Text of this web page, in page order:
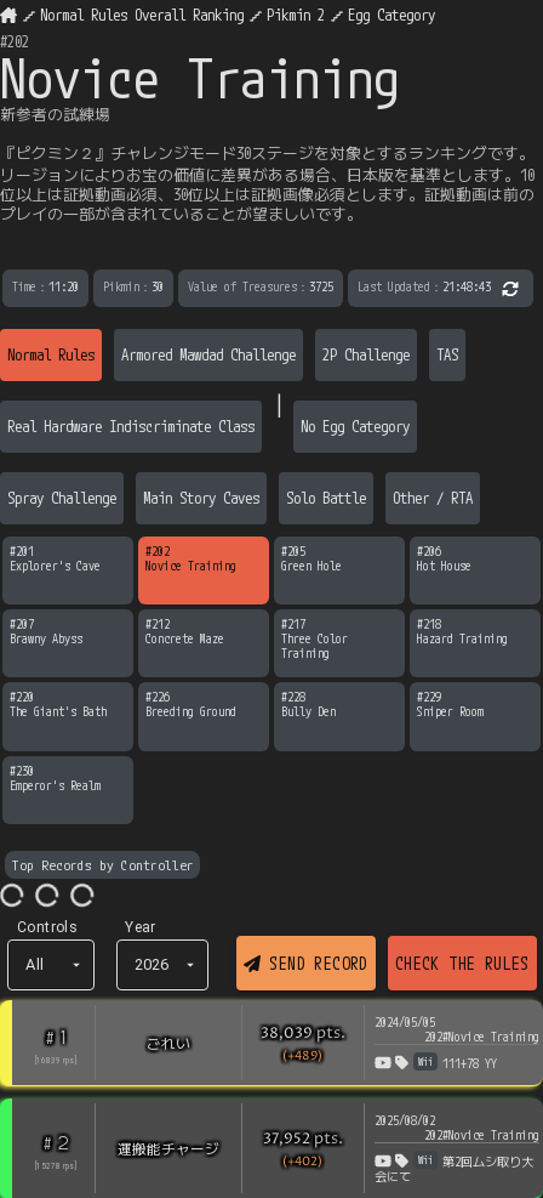
Normal Rules Overall Ranking Pikmin 2
Egg Category
#202
Novice Training
新参者の試練場
『ピクミン２』チャレンジモード30ステージを対象とするランキングです。
リージョンによりお宝の価値に差異がある場合、日本版を基準とします。10
位以上は証拠動画必須、30位以上は証拠画像必須とします。証拠動画は前の
プレイの一部が含まれていることが望ましいです。
Time ： 11:20 Pikmin ： 30 Value of Treasures ： 3725 Last Updated ： 21:48:43
Normal Rules Armored Mawdad Challenge 2P Challenge TAS
Real Hardware Indiscriminate Class No Egg Category
Spray Challenge Main Story Caves Solo Battle Other / RTA
#201
Explorer's Cave
#202
Novice Training
#205
Green Hole
#206
Hot House
#207
Brawny Abyss
#212
Concrete Maze
#217
Three Color
Training
#218
Hazard Training
#220
The Giant's Bath
#226
Breeding Ground
#228
Bully Den
#229
Sniper Room
#230
Emperor's Realm
Top Records by Controller
Controls
All
Year
2026 SEND RECORD CHECK THE RULES
# 1
16839 rps
ごれい 38,039pts.
(+489)
2024/05/05
202#Novice Training
Wii 111+78 YY
# 2
15278 rps
運搬能チャージ 37,952pts.
(+402)
2025/08/02
202#Novice Training
Wii
第2回ムシ取り大
会にて